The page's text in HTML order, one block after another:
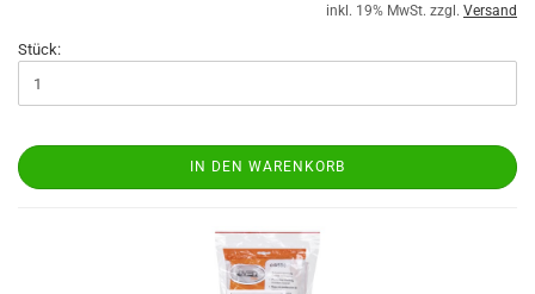
inkl. 19% MwSt. zzgl. Versand
Stück:
IN DEN WARENKORB